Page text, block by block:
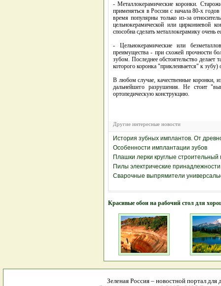
- Металлокерамические коронки.
применяться в России с начала 80-х
время популярны только из-за
цельнокерамической или циркониевой
способна сделать металлокерамику очень
- Цельнокерамические или
преимущества - при схожей прочности
зубом. Последнее обстоятельство
которого коронка "приклеивается" к
В любом случае, качественные коронки,
дальнейшего разрушения. Не стоит
ортопедическую конструкцию.
Другие интересные новости
История зубных имплантов. От
Особенности имплантации зубов
Плашки лерки круглые строительный
Пилы электрические
Сварочные выпрямители
Красивые обои на рабочий стол для
Зеленая Россия – новостной портал для